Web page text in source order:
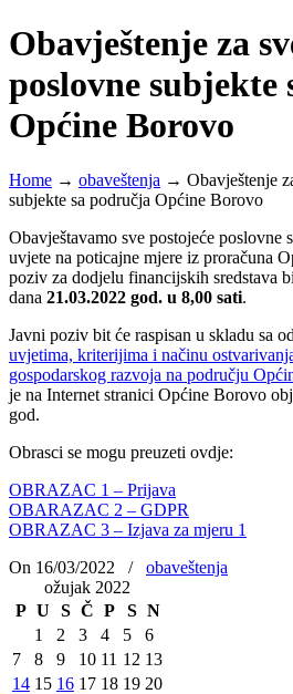
Obavještenje za
poslovne subjekte
Općine Borovo
Home → obaveštenja → Obavještenje
subjekte sa područja Općine Borovo
Obavještavamo sve postojeće poslovne
uvjete na poticajne mjere iz proračuna
poziv za dodjelu financijskih sredstava
dana 21.03.2022 god. u 8,00 sati.
Javni poziv bit će raspisan u skladu sa
uvjetima, kriterijima i načinu
gospodarskog razvoja na području
je na Internet stranici Općine Borovo
god.
Obrasci se mogu preuzeti ovdje:
OBRAZAC 1 – Prijava
OBARAZAC 2 – GDPR
OBRAZAC 3 – Izjava za mjeru 1
On 16/03/2022
/
obaveštenja
ožujak 2022
P U S Č P S N
1
2 3 4 5
6
7
8 9 10 11 12 13
14 15 16 17 18 19 20